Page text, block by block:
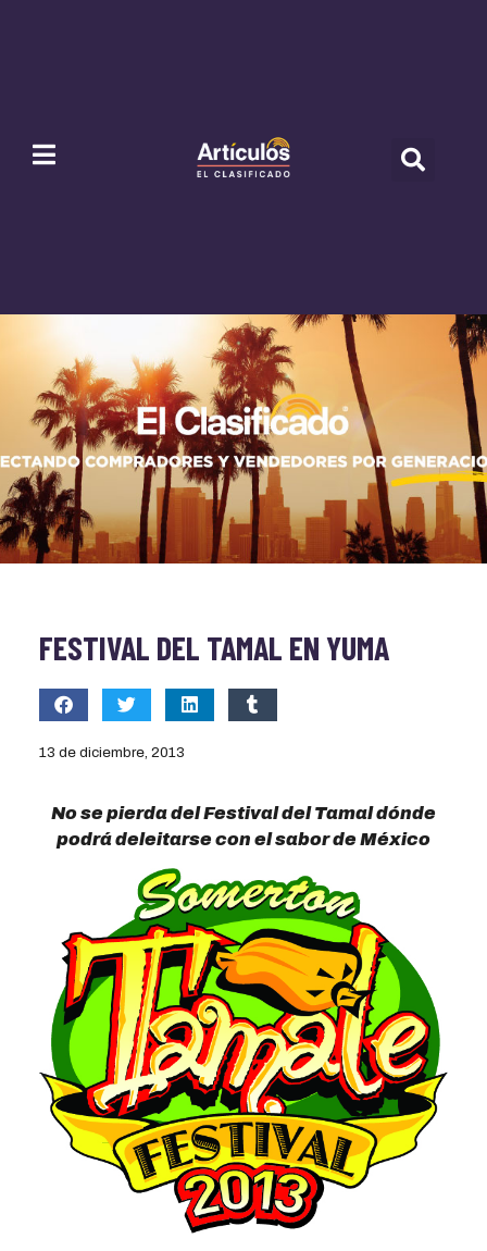
FESTIVAL DEL TAMAL EN YUMA
13 de diciembre, 2013
No se pierda del Festival del Tamal dónde
podrá deleitarse con el sabor de México